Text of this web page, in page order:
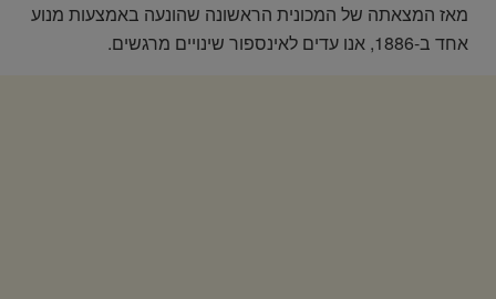
מאז המצאתה של המכונית הראשונה שהונעה באמצעות מנוע
אחד ב-1886, אנו עדים לאינספור שינויים מרגשים.